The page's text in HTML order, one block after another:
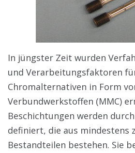
In jüngster Zeit wurden
und Verarbeitungsfaktoren
Chromalternativen in Form
Verbundwerkstoffen (MMC)
Beschichtungen werden
definiert, die aus mindestens
Bestandteilen bestehen. Sie